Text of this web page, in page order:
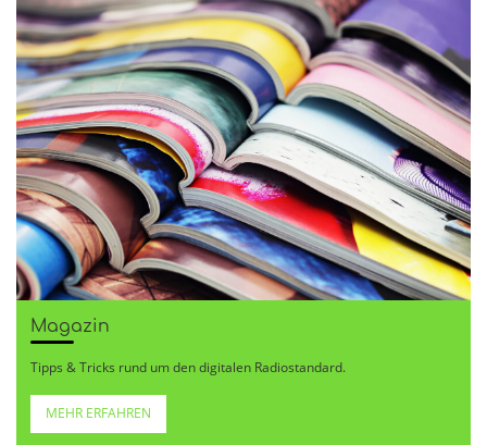
Magazin
Tipps & Tricks rund um den digitalen Radiostandard.
MEHR ERFAHREN